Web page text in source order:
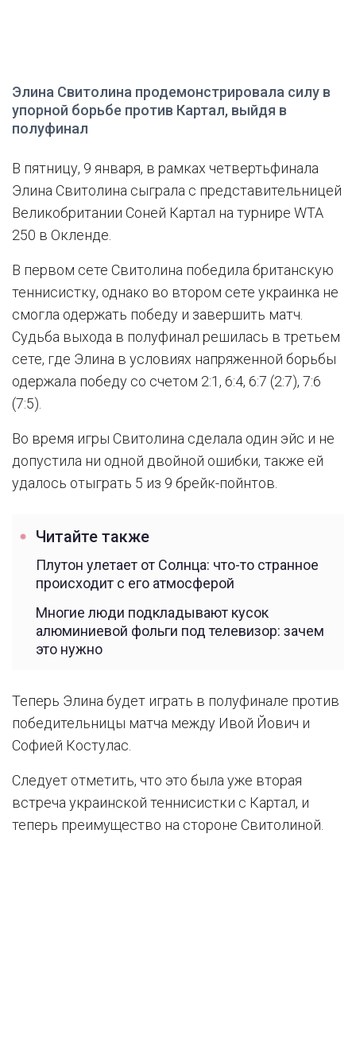
Элина Свитолина продемонстрировала силу в
упорной борьбе против Картал, выйдя в
полуфинал
В пятницу, 9 января, в рамках четвертьфинала
Элина Свитолина сыграла с представительницей
Великобритании Соней Картал на турнире WTA
250 в Окленде.
В первом сете Свитолина победила британскую
теннисистку, однако во втором сете украинка не
смогла одержать победу и завершить матч.
Судьба выхода в полуфинал решилась в третьем
сете, где Элина в условиях напряженной борьбы
одержала победу со счетом 2:1, 6:4, 6:7 (2:7), 7:6
(7:5).
Во время игры Свитолина сделала один эйс и не
допустила ни одной двойной ошибки, также ей
удалось отыграть 5 из 9 брейк-пойнтов.
Читайте также
Плутон улетает от Солнца: что-то странное
происходит с его атмосферой
Многие люди подкладывают кусок
алюминиевой фольги под телевизор: зачем
это нужно
Теперь Элина будет играть в полуфинале против
победительницы матча между Ивой Йович и
Софией Костулас.
Следует отметить, что это была уже вторая
встреча украинской теннисистки с Картал, и
теперь преимущество на стороне Свитолиной.